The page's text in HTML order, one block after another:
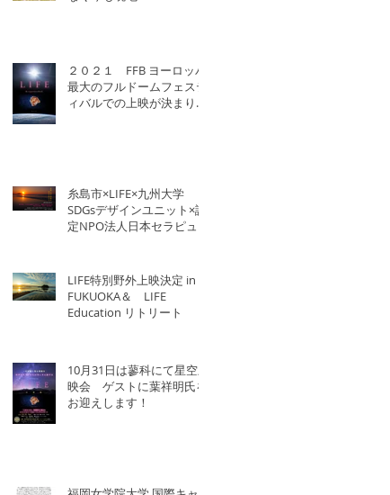
２０２１ FFB ヨーロッパ
最大のフルドームフェステ
ィバルでの上映が決まりま
糸島市×LIFE×九州大学
SDGsデザインユニット×認
定NPO法人日本セラピュー
LIFE特別野外上映決定 in
FUKUOKA＆ LIFE
Education リトリート
10月31日は蓼科にて星空上
映会 ゲストに葉祥明氏を
お迎えします！